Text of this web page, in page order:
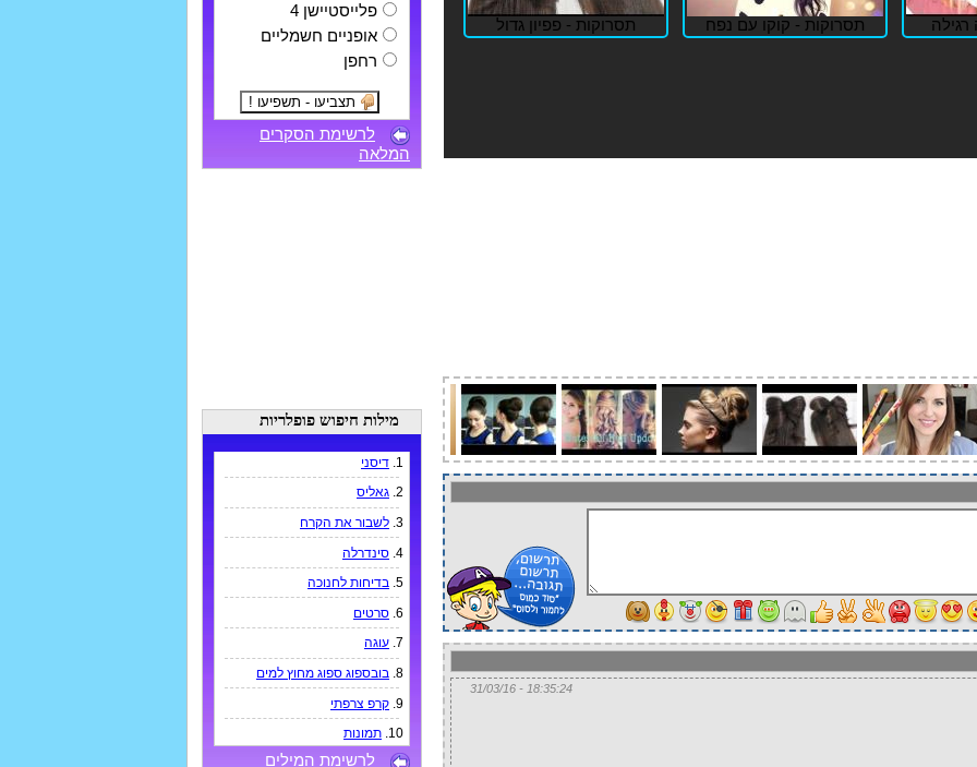
תסרוקות - קוקו עם נפח תסרוקות - פפיון גדול
18:35:24 - 31/03/16
פלייסטיישן 4
אופניים חשמליים
רחפן
לרשימת הסקרים
המלאה
מילות חיפוש פופלריות
1. דיסני
2. גאליס
3. לשבור את הקרח
4. סינדרלה
5. בדיחות לחנוכה
6. סרטים
7. עוגה
8. בובספוג ספוג מחוץ למים
9. קרפ צרפתי
10. תמונות
לרשימת המילים